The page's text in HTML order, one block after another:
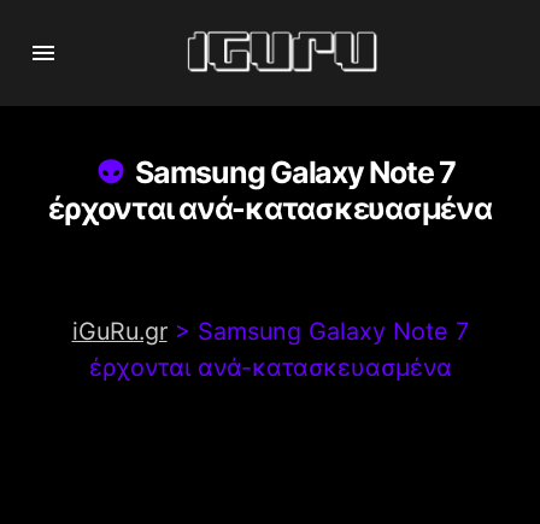
Samsung Galaxy Note 7
έρχονται ανά-κατασκευασμένα
iGuRu.gr> Samsung Galaxy Note 7
έρχονται ανά-κατασκευασμένα